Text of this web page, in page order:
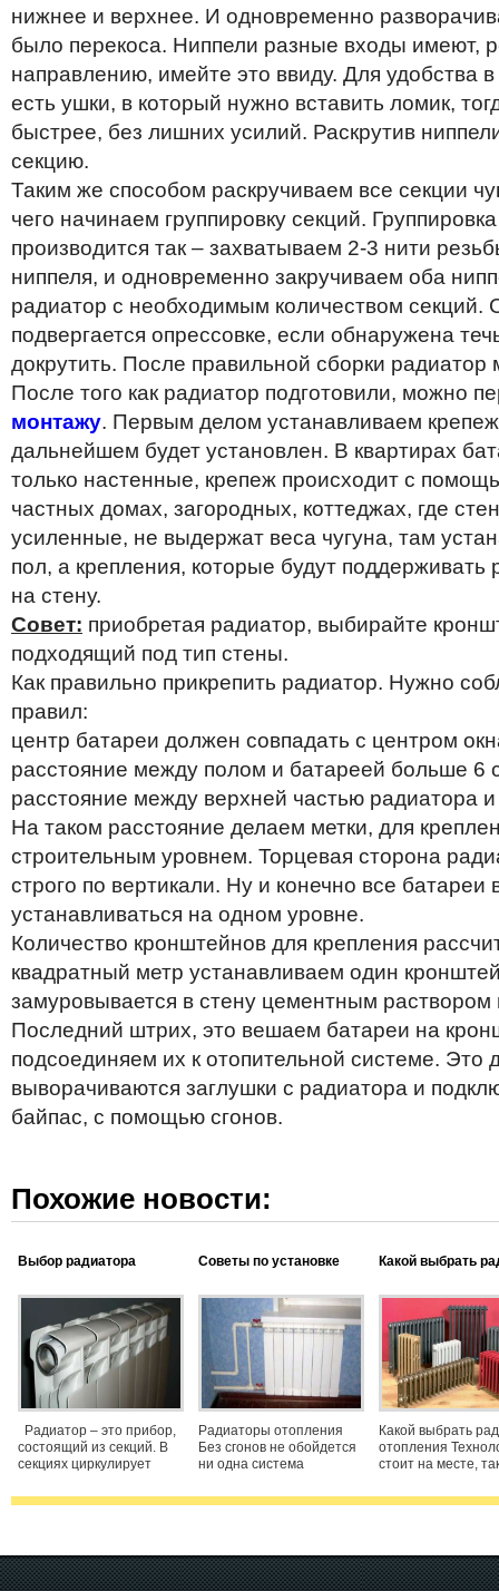
нижнее и верхнее. И одновременно
было перекоса. Ниппели разные входы имеют,
направлению, имейте это ввиду. Для удобства
есть ушки, в который нужно вставить ломик,
быстрее, без лишних усилий. Раскрутив
секцию.
Таким же способом раскручиваем все секции
чего начинаем группировку секций.
производится так – захватываем 2-3 нити
ниппеля, и одновременно закручиваем оба
радиатор с необходимым количеством секций.
подвергается опрессовке, если обнаружена
докрутить. После правильной сборки радиатор
После того как радиатор подготовили, можно
монтажу. Первым делом устанавливаем
дальнейшем будет установлен. В квартирах
только настенные, крепеж происходит с
частных домах, загородных, коттеджах, где
усиленные, не выдержат веса чугуна, там
пол, а крепления, которые будут
на стену.
Совет: приобретая радиатор, выбирайте
подходящий под тип стены.
Как правильно прикрепить радиатор. Нужно
правил:
центр батареи должен совпадать с центром
расстояние между полом и батареей больше 6
расстояние между верхней частью радиатора
На таком расстояние делаем метки, для
строительным уровнем. Торцевая сторона
строго по вертикали. Ну и конечно все
устанавливаться на одном уровне.
Количество кронштейнов для крепления
квадратный метр устанавливаем один
замуровывается в стену цементным раствором
Последний штрих, это вешаем батареи на
подсоединяем их к отопительной системе. Это
выворачиваются заглушки с радиатора и
байпас, с помощью сгонов.
Похожие новости:
Выбор радиатора
Радиатор – это прибор,
состоящий из секций. В
секциях циркулирует
теплоносителем
Правильно
Советы по установке
Радиаторы отопления
Без сгонов не обойдется
ни одна система
это важная деталь для
скручивании сгона,
Какой выбрать
Какой выбрать
отопления
стоит на месте,
направлении
сделать ремонт,
долгие года.